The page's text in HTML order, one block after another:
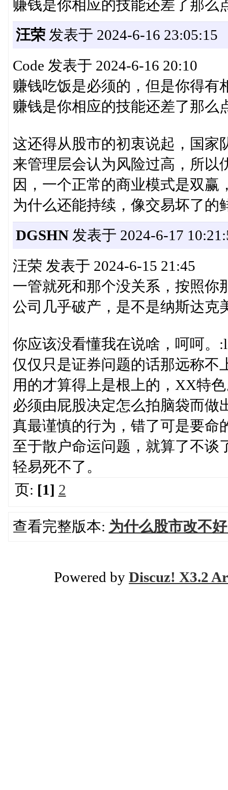
赚钱是你相应的技能还差了那么
汪荣发表于 2024-6-16 23:05:15
Code 发表于 2024-6-16 20:10
赚钱吃饭是必须的，但是你得有
赚钱是你相应的技能还差了那么
这还得从股市的初衷说起，国家
来管理层会认为风险过高，所以
因，一个正常的商业模式是双赢
为什么还能持续，像交易坏了的
DGSHN发表于 2024-6-17
汪荣 发表于 2024-6-15 21:45
一管就死和那个没关系，按照你
公司几乎破产，是不是纳斯达克
你应该没看懂我在说啥，呵呵。
仅仅只是证券问题的话那远称不
用的才算得上是根上的，XX特
必须由屁股决定怎么拍脑袋而做
真最谨慎的行为，错了可是要命
至于散户命运问题，就算了不谈
轻易死不了。
页: [1] 2
查看完整版本: 为什么股市改不
Powered by Discuz! X3.2